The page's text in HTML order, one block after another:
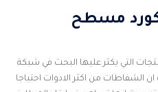
مسطح
التي يكثر عليها البحث في شبكة
الشفاطات من اكثر الادوات احتياجا